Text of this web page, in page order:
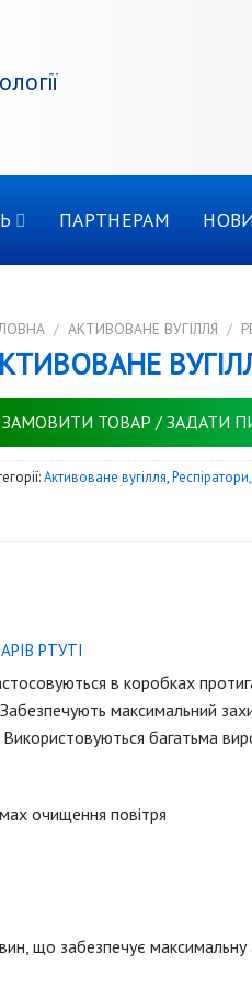
ПАРТНЕРАМ
/ АКТИВОВАНЕ ВУГІЛЛЯ /
ЗАМОВИТИ ТОВАР / ЗАДАТИ
Активоване вугілля,
РТУТІ
в коробках
максимальний
багатьма
очищення повітря
що забезпечує